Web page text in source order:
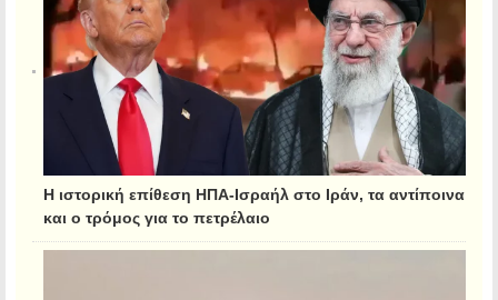
Η ιστορική επίθεση ΗΠΑ-Ισραήλ στο Ιράν, τα αντίποινα
και ο τρόμος για το πετρέλαιο